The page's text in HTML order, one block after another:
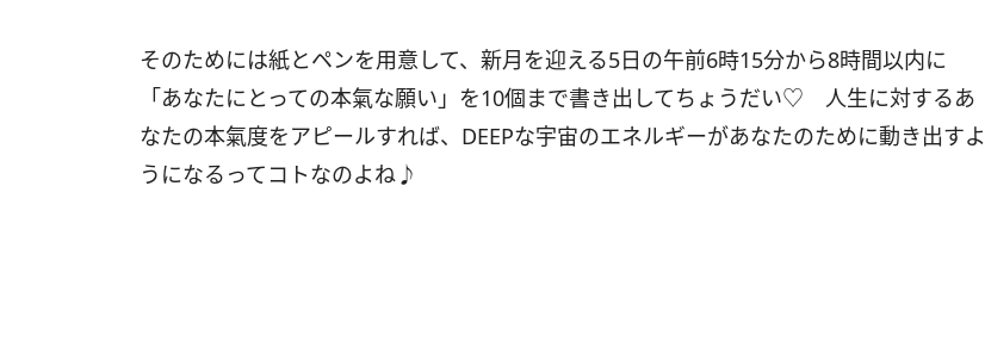
そのためには紙とペンを用意して、新月を迎える5日の午前6時15分から8時間以内に
「あなたにとっての本氣な願い」を10個まで書き出してちょうだい♡ 人生に対するあ
なたの本氣度をアピールすれば、DEEPな宇宙のエネルギーがあなたのために動き出すよ
うになるってコトなのよね♪